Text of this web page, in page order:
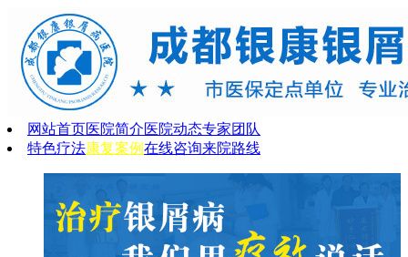
网站首页医院简介医院动态专家团队
特色疗法康复案例在线咨询来院路线